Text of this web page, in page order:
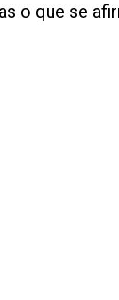
o que se